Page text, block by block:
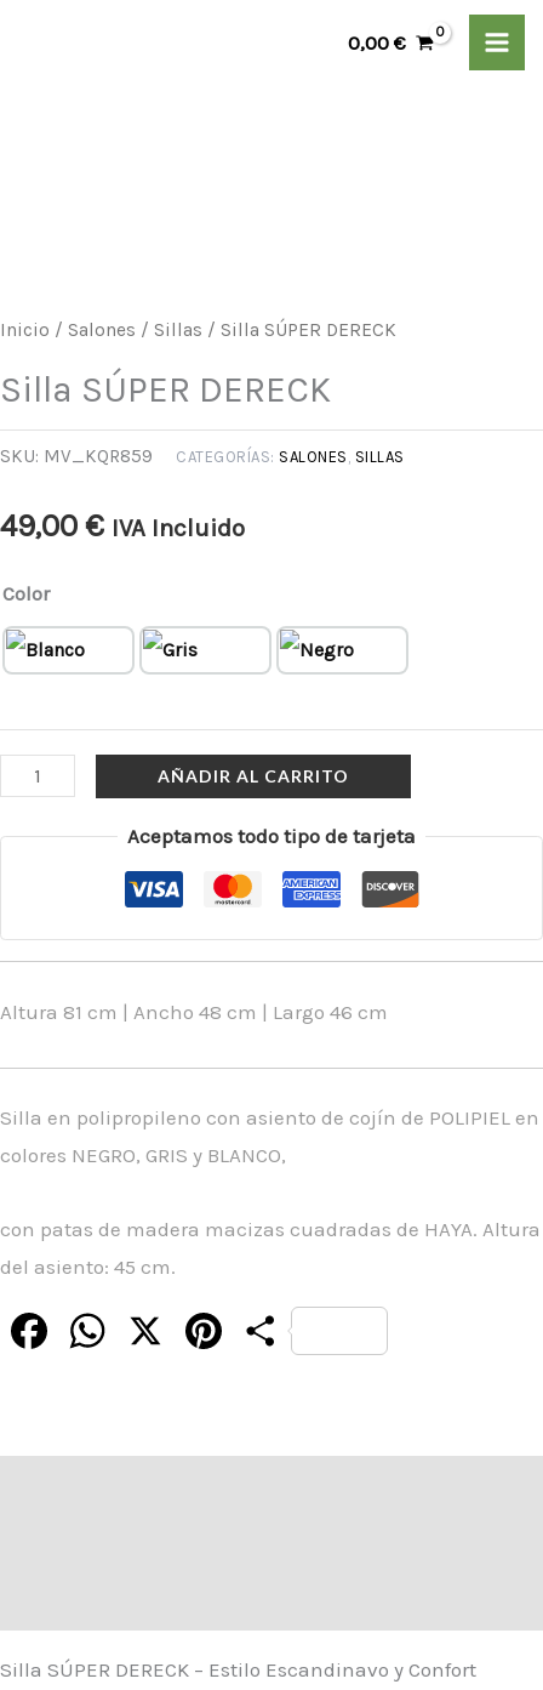
0,00€
Inicio / Salones / Sillas / Silla SÚPER DERECK
Silla SÚPER DERECK
SKU: MV_KQR859 CATEGORÍAS: SALONES , SILLAS
49,00 € IVA Incluido
Color
AÑADIR AL CARRITO
Aceptamos todo tipo de tarjeta
Altura 81 cm | Ancho 48 cm | Largo 46 cm
Silla en polipropileno con asiento de cojín de POLIPIEL en
colores NEGRO, GRIS y BLANCO,
con patas de madera macizas cuadradas de HAYA. Altura
del asiento: 45 cm.
FacebookWhatsApp PinterestCompartir
Silla SÚPER DERECK – Estilo Escandinavo y Confort